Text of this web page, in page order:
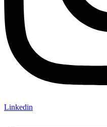
Linkedin